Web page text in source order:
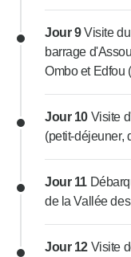
Jour 9Visite
barrage
Ombo et Edfou
Jour 10 Visite
(petit-déjeuner,
Jour 11
de la Vallée
Jour 12 Visite